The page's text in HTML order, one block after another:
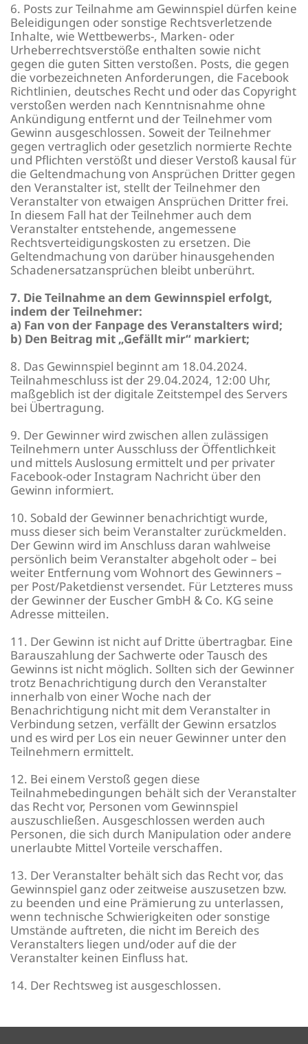
6. Posts zur Teilnahme am Gewinnspiel dürfen keine
Beleidigungen oder sonstige Rechtsverletzende
Inhalte, wie Wettbewerbs-, Marken- oder
Urheberrechtsverstöße enthalten sowie nicht
gegen die guten Sitten verstoßen. Posts, die gegen
die vorbezeichneten Anforderungen, die Facebook
Richtlinien, deutsches Recht und oder das Copyright
verstoßen werden nach Kenntnisnahme ohne
Ankündigung entfernt und der Teilnehmer vom
Gewinn ausgeschlossen. Soweit der Teilnehmer
gegen vertraglich oder gesetzlich normierte Rechte
und Pflichten verstößt und dieser Verstoß kausal für
die Geltendmachung von Ansprüchen Dritter gegen
den Veranstalter ist, stellt der Teilnehmer den
Veranstalter von etwaigen Ansprüchen Dritter frei.
In diesem Fall hat der Teilnehmer auch dem
Veranstalter entstehende, angemessene
Rechtsverteidigungskosten zu ersetzen. Die
Geltendmachung von darüber hinausgehenden
Schadenersatzansprüchen bleibt unberührt.
7. Die Teilnahme an dem Gewinnspiel erfolgt,
indem der Teilnehmer:
a) Fan von der Fanpage des Veranstalters wird;
b) Den Beitrag mit „Gefällt mir“ markiert;
8. Das Gewinnspiel beginnt am 18.04.2024.
Teilnahmeschluss ist der 29.04.2024, 12:00 Uhr,
maßgeblich ist der digitale Zeitstempel des Servers
bei Übertragung.
9. Der Gewinner wird zwischen allen zulässigen
Teilnehmern unter Ausschluss der Öffentlichkeit
und mittels Auslosung ermittelt und per privater
Facebook-oder Instagram Nachricht über den
Gewinn informiert.
10. Sobald der Gewinner benachrichtigt wurde,
muss dieser sich beim Veranstalter zurückmelden.
Der Gewinn wird im Anschluss daran wahlweise
persönlich beim Veranstalter abgeholt oder – bei
weiter Entfernung vom Wohnort des Gewinners –
per Post/Paketdienst versendet. Für Letzteres muss
der Gewinner der Euscher GmbH & Co. KG seine
Adresse mitteilen.
11. Der Gewinn ist nicht auf Dritte übertragbar. Eine
Barauszahlung der Sachwerte oder Tausch des
Gewinns ist nicht möglich. Sollten sich der Gewinner
trotz Benachrichtigung durch den Veranstalter
innerhalb von einer Woche nach der
Benachrichtigung nicht mit dem Veranstalter in
Verbindung setzen, verfällt der Gewinn ersatzlos
und es wird per Los ein neuer Gewinner unter den
Teilnehmern ermittelt.
12. Bei einem Verstoß gegen diese
Teilnahmebedingungen behält sich der Veranstalter
das Recht vor, Personen vom Gewinnspiel
auszuschließen. Ausgeschlossen werden auch
Personen, die sich durch Manipulation oder andere
unerlaubte Mittel Vorteile verschaffen.
13. Der Veranstalter behält sich das Recht vor, das
Gewinnspiel ganz oder zeitweise auszusetzen bzw.
zu beenden und eine Prämierung zu unterlassen,
wenn technische Schwierigkeiten oder sonstige
Umstände auftreten, die nicht im Bereich des
Veranstalters liegen und/oder auf die der
Veranstalter keinen Einfluss hat.
14. Der Rechtsweg ist ausgeschlossen.